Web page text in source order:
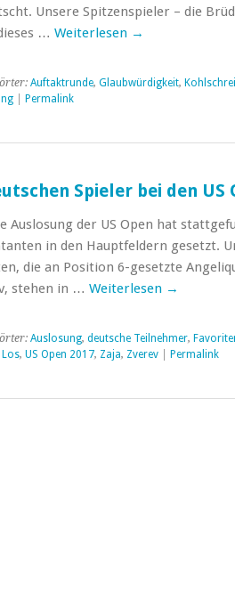
Unsere Spitzenspieler – die
… Weiterlesen →
Auftaktrunde, Glaubwürdigkeit,
| Permalink
Spieler bei den US
Auslosung der US Open hat
in den Hauptfeldern gesetzt.
die an Position 6-gesetzte
stehen in … Weiterlesen →
Auslosung, deutsche Teilnehmer,
Los, US Open 2017, Zaja, Zverev| Permalink